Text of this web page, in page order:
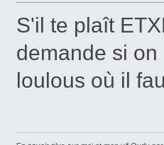
S'il te plaît
demande si
loulous où il